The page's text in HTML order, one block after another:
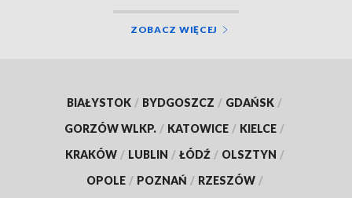
ZOBACZ WIĘCEJ
BIAŁYSTOK / BYDGOSZCZ / GDAŃSK /
GORZÓW WLKP. / KATOWICE / KIELCE /
KRAKÓW / LUBLIN / ŁÓDŹ / OLSZTYN /
OPOLE / POZNAŃ / RZESZÓW /